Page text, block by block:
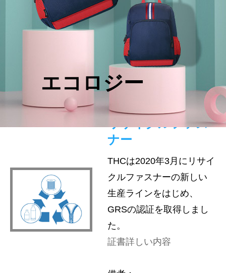
エコロジー
リサイクルファス
ナー
THCは2020年3月にリサイ
クルファスナーの新しい
生産ラインをはじめ、
GRSの認証を取得しまし
た。
証書詳しい内容